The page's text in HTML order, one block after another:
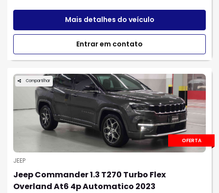
Mais detalhes do veículo
Entrar em contato
OFERTA
Compartilhar
JEEP
Jeep Commander 1.3 T270 Turbo Flex
Overland At6 4p Automatico 2023